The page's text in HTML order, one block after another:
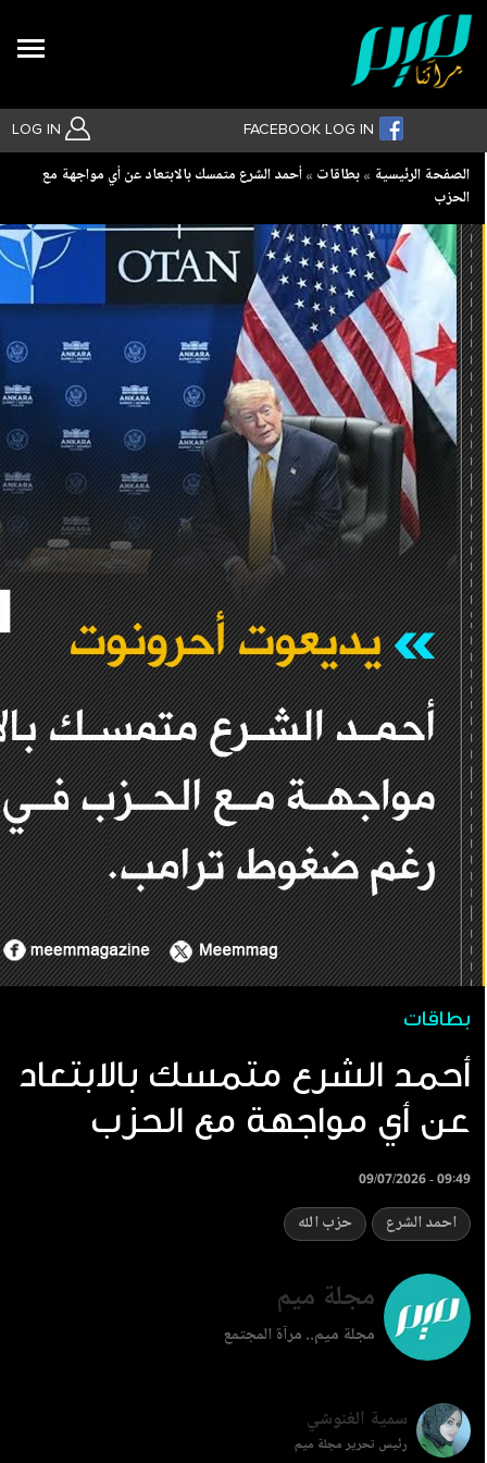
LOG IN FACEBOOK LOG IN
بحث متقدم
Breadcrumb
الصفحة الرئيسية بطاقات
أحمد الشرع متمسك بالابتعاد عن أي مواجهة مع
الحزب
بطاقات
أحمد الشرع متمسك بالابتعاد
عن أي مواجهة مع الحزب
09/07/2026 - 09:49
احمد الشرع حزب الله
مجلة ميم
مجلة ميم.. مرآة المجتمع
سمية الغنوشي
رئيس تحرير مجلة ميم